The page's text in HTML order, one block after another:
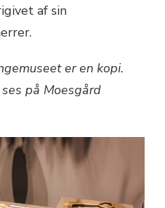
af sin
er en kopi.
på Moesgård